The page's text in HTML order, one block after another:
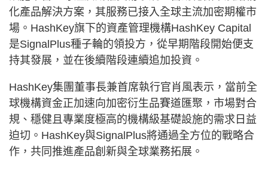
化產品解決方案，其服務已接入全球主流加密期權市
場。HashKey旗下的資產管理機構HashKey Capital
是SignalPlus種子輪的領投方，從早期階段開始便支
持其發展，並在後續階段連續追加投資。
HashKey集團董事長兼首席執行官肖風表示，當前全
球機構資金正加速向加密衍生品賽道匯聚，市場對合
規、穩健且專業度極高的機構級基礎設施的需求日益
迫切。HashKey與SignalPlus將通過全方位的戰略合
作，共同推進產品創新與全球業務拓展。